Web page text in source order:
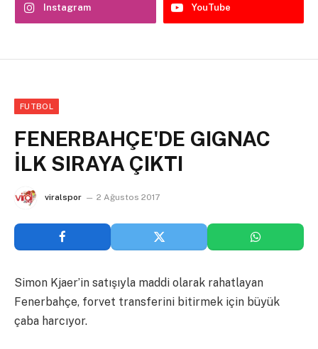
Instagram YouTube
FUTBOL
FENERBAHÇE'DE GIGNAC
İLK SIRAYA ÇIKTI
viralspor 2 Ağustos 2017
Simon Kjaer’in satışıyla maddi olarak rahatlayan
Fenerbahçe, forvet transferini bitirmek için büyük
çaba harcıyor.